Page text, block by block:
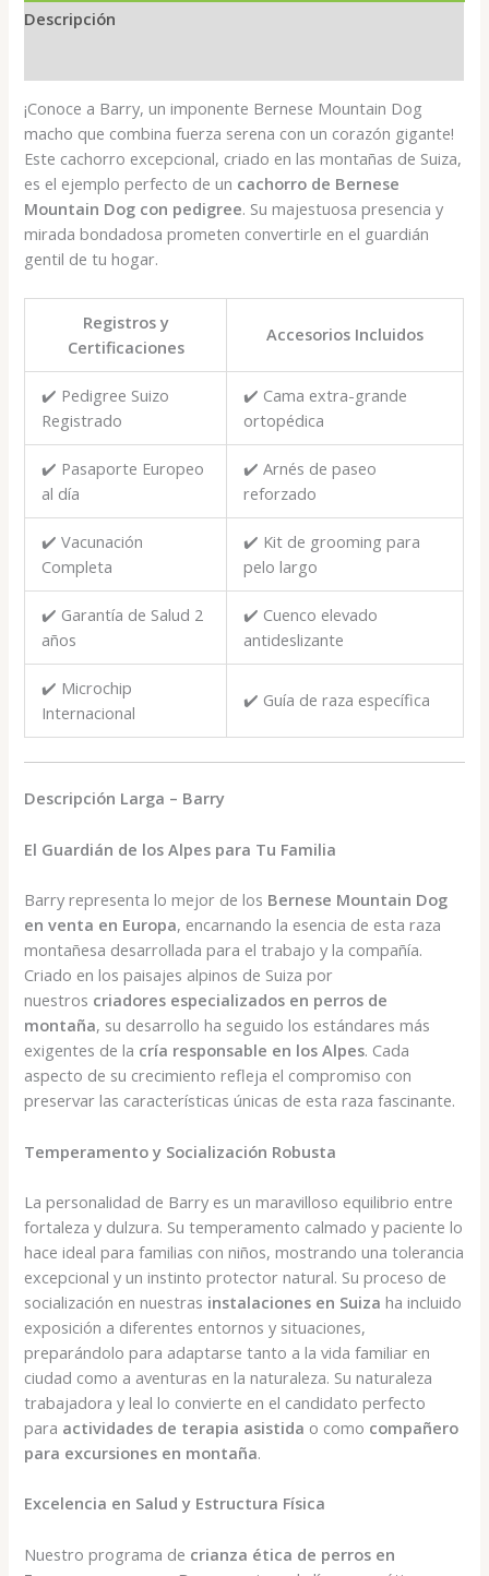
macho
Descripción
¡Conoce a Barry, un imponente Bernese Mountain Dog
macho que combina fuerza serena con un corazón gigante!
Este cachorro excepcional, criado en las montañas de Suiza,
es el ejemplo perfecto de un cachorro de Bernese
Mountain Dog con pedigree. Su majestuosa presencia y
mirada bondadosa prometen convertirle en el guardián
gentil de tu hogar.
Registros y
Certificaciones
Accesorios Incluidos
✔️ Pedigree Suizo
Registrado
✔️ Cama extra-grande
ortopédica
✔️ Pasaporte Europeo
al día
✔️ Arnés de paseo
reforzado
✔️ Vacunación
Completa
✔️ Kit de grooming para
pelo largo
✔️ Garantía de Salud 2
años
✔️ Cuenco elevado
antideslizante
✔️ Microchip
Internacional
✔️ Guía de raza específica
Descripción Larga – Barry
El Guardián de los Alpes para Tu Familia
Barry representa lo mejor de los Bernese Mountain Dog
en venta en Europa, encarnando la esencia de esta raza
montañesa desarrollada para el trabajo y la compañía.
Criado en los paisajes alpinos de Suiza por
nuestros criadores especializados en perros de
montaña, su desarrollo ha seguido los estándares más
exigentes de la cría responsable en los Alpes. Cada
aspecto de su crecimiento refleja el compromiso con
preservar las características únicas de esta raza fascinante.
Temperamento y Socialización Robusta
La personalidad de Barry es un maravilloso equilibrio entre
fortaleza y dulzura. Su temperamento calmado y paciente lo
hace ideal para familias con niños, mostrando una tolerancia
excepcional y un instinto protector natural. Su proceso de
socialización en nuestras instalaciones en Suiza ha incluido
exposición a diferentes entornos y situaciones,
preparándolo para adaptarse tanto a la vida familiar en
ciudad como a aventuras en la naturaleza. Su naturaleza
trabajadora y leal lo convierte en el candidato perfecto
para actividades de terapia asistida o como compañero
para excursiones en montaña.
Excelencia en Salud y Estructura Física
Nuestro programa de crianza ética de perros en